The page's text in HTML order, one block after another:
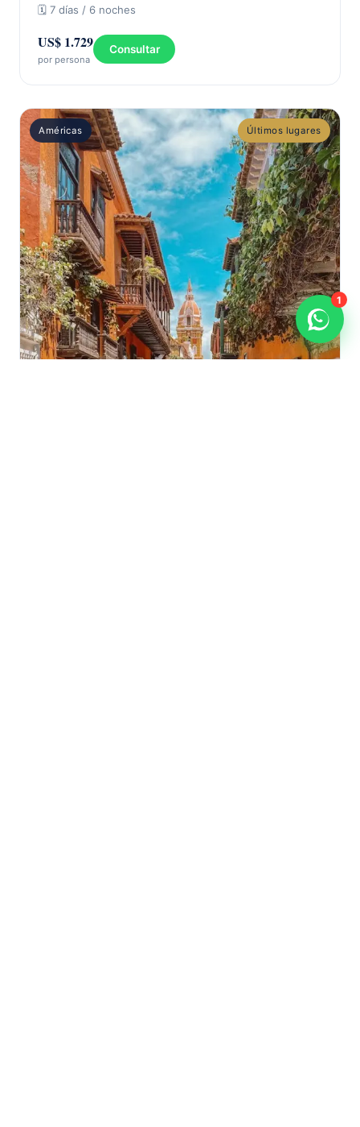
🗓 7 días / 6 noches
US$ 1.729
por persona
Consultar
Américas Últimos lugares
1